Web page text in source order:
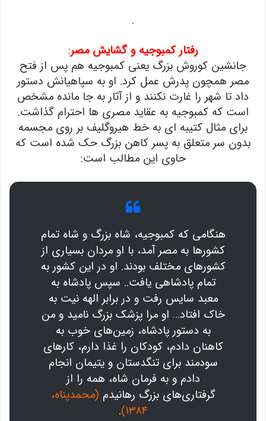
.
رفتار کمبوجیه و گشایش مصر:
جانشین کوروش بزرگ یعنی کمبوجیه هم پس از فتح
مصر همچون پدرش عمل کرد. او به سپاهیانش دستور
داد تا شهر را غارت نکنند و از آثار به جا مانده مشخص
است که کمبوجیه به عقاید مصری ها احترام گذاشت.
برای مثال کتیبه ای به خط هیروگلیف بر روی مجسمه
بدون سر متعلق به پسر کاهن بزرگ حک شده است که
حاوی این مطالب است:
هنگامی که کمبوجیه، شاه بزرگ و شاه تمام
کشور‌ها به مصر آمد، با او مردان بسیاری از
کشورهای مختلف بودند. او در این کشور به
تمام پادشاهی یافت.. سپس پادشاه به
معبد سایس رفت و در برابر الهه نیت به
خاک افتاد… او مرا پزشک بزرگ نامید و من
به دستور پادشاه، زمین‌های خوب به
کاهنان دادم، کودکان را غذا دارم، کارهای
سودمند برای تنگدستان و یتیمان انجام
دادم و به فرمان شاه، همه را از
گرفتاری‌های بزرگ رهانیدم (محمدپناه،
۱۳۸۴) .